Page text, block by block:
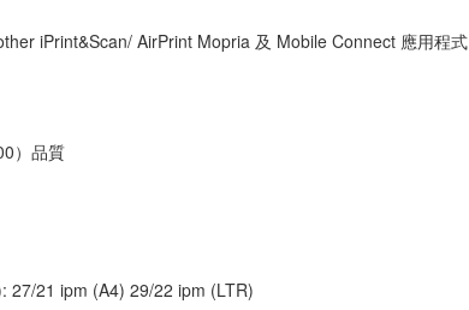
iPrint&Scan/ AirPrint Mopria 及 Mobile Connect 應用程式
）品質
27/21 ipm (A4) 29/22 ipm (LTR)